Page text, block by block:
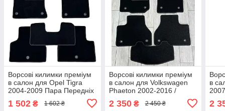
Ворсові килимки преміум
в салон для Opel Tigra
2004-2009 Пара Передніх
1 502 ₴ 1 602 ₴
Ворсові килимки преміум
в салон для Volkswagen
Phaeton 2002-2016 /
килимки
2 350₴ 2 450 ₴
в
2